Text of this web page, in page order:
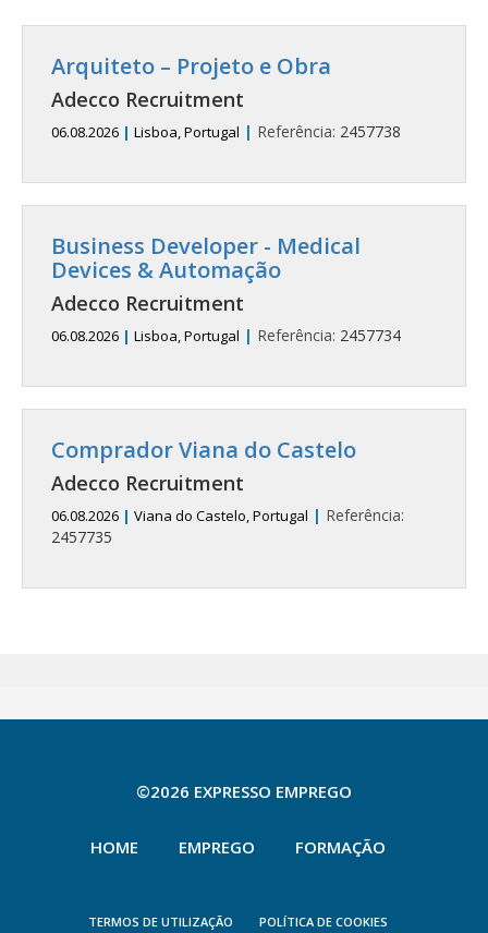
Arquiteto – Projeto e Obra
Adecco Recruitment
06.08.2026 | Lisboa, Portugal | Referência: 2457738
Business Developer - Medical
Devices & Automação
Adecco Recruitment
06.08.2026 | Lisboa, Portugal | Referência: 2457734
Comprador Viana do Castelo
Adecco Recruitment
06.08.2026 | Viana do Castelo, Portugal | Referência:
2457735
©2026 EXPRESSO EMPREGO
HOME EMPREGO FORMAÇÃO
TERMOS DE UTILIZAÇÃO POLÍTICA DE COOKIES